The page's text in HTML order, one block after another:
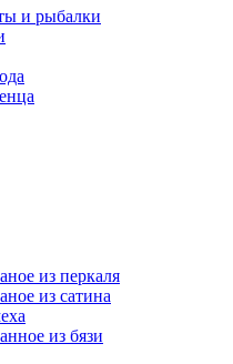
и рыбалки
из перкаля
из сатина
из бязи